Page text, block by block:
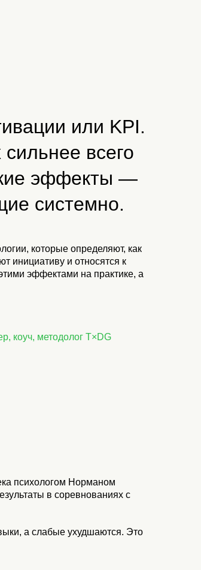
или KPI.
всего
эффекты —
системно.
которые определяют, как
инициативу и относятся к
эффектами на практике, а
коуч, методолог T×DG
психологом Норманом
в соревнованиях с
а слабые ухудшаются. Это